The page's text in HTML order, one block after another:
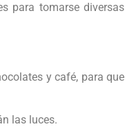
para tomarse diversas
y café, para que
las luces.